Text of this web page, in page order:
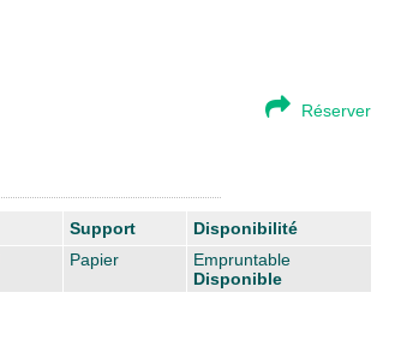
Réserver
Support
Disponibilité
Papier
Empruntable
Disponible